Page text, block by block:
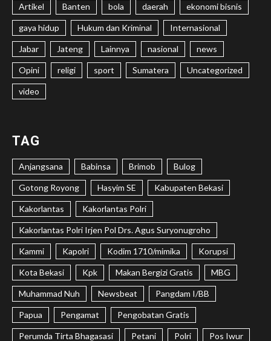
Artikel Banten bola daerah ekonomi bisnis
gaya hidup Hukum dan Kriminal Internasional
Jabar Jateng Lainnya nasional news
Opini religi sport Sumatera Uncategorized
video
TAG
Anjangsana Babinsa Brimob Bulog
Gotong Royong Hasyim SE Kabupaten Bekasi
Kakorlantas Kakorlantas Polri
Kakorlantas Polri Irjen Pol Drs. Agus Suryonugroho
Kammi Kapolri Kodim 1710/mimika Korupsi
Kota Bekasi Kpk Makan Bergizi Gratis MBG
Muhammad Nuh Newsbeat Pangdam I/BB
Papua Pengamat Pengobatan Gratis
Perumda Tirta Bhagasasi Petani Polri Pos Iwur